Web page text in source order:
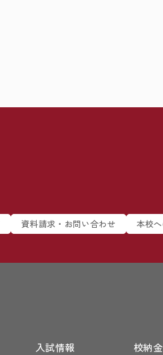
資料請求・お問い合わせ 本校
入試情報
校納